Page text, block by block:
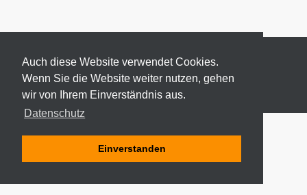
Auch diese Website verwendet Cookies.
Wenn Sie die Website weiter nutzen, gehen
wir von Ihrem Einverständnis aus.
Datenschutz
Einverstanden
© 2026 ODEKI - ALLE RECHTE VORBEHALTEN